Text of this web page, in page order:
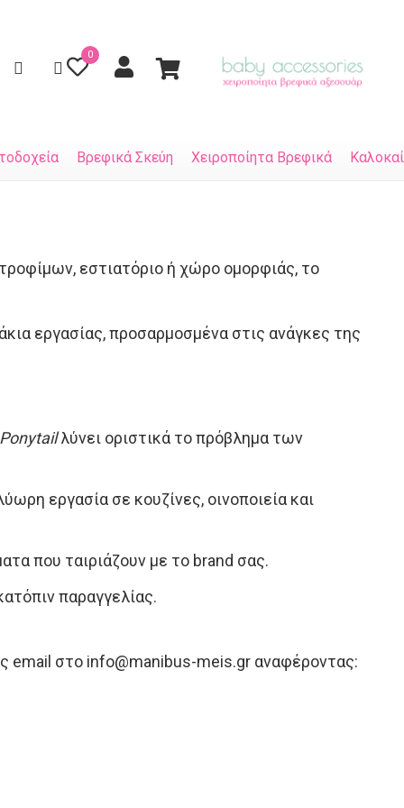
0
Βρεφικά Σκεύη Χειροποίητα Βρεφικά
εστιατόριο ή χώρο ομορφιάς, το
εργασίας, προσαρμοσμένα στις ανάγκες της
λύνει οριστικά το πρόβλημα των
εργασία σε κουζίνες, οινοποιεία και
που ταιριάζουν με το brand σας.
παραγγελίας.
email στο info@manibus-meis.gr αναφέροντας: